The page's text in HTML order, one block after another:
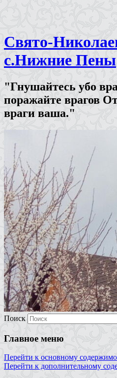
Свято-
с.Нижние Пены
"Гнушайтесь убо
поражайте врагов
враги ваша."
Поиск
Главное меню
Перейти к основному
Перейти к дополнительному